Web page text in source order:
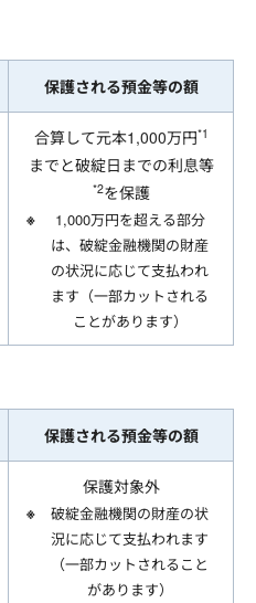
保護される預金等の額
合算して元本1,000万円*1
までと破綻日までの利息等
*2を保護
1,000万円を超える部分
は、破綻金融機関の財産
の状況に応じて支払われ
ます（一部カットされる
ことがあります）
保護される預金等の額
保護対象外
破綻金融機関の財産の状
況に応じて支払われます
（一部カットされること
があります）